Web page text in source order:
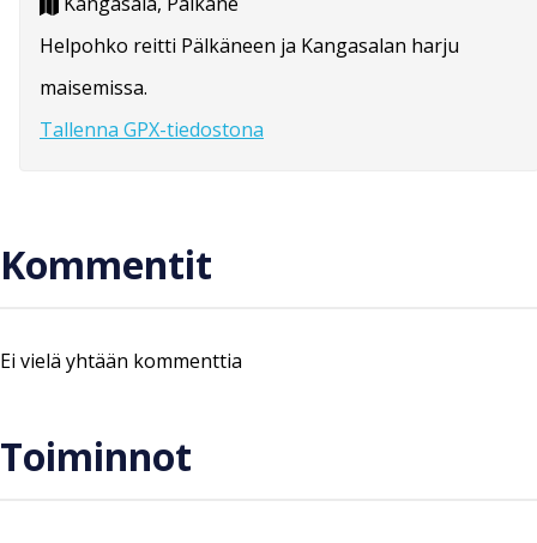
Helpohko reitti Pälkäneen ja Kangasalan harju
maisemissa.
Tallenna GPX-tiedostona
Kommentit
Ei vielä yhtään kommenttia
Toiminnot